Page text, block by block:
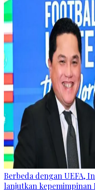
Berbeda dengan UEFA,
lanjutkan kepemimpinan